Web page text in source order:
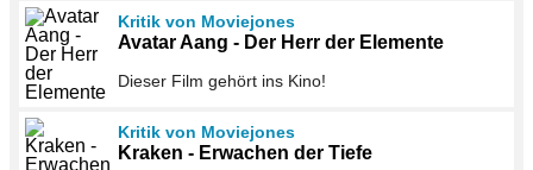
Kritik von Moviejones
Avatar Aang - Der Herr der Elemente
Dieser Film gehört ins Kino!
Kritik von Moviejones
Kraken - Erwachen der Tiefe